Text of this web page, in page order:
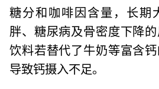
糖分和咖啡因含量，长期
胖、糖尿病及骨密度下降
饮料若替代了牛奶等富含
导致钙摄入不足。